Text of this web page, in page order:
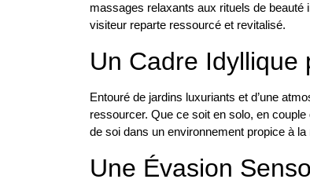
massages relaxants aux rituels de beauté
visiteur reparte ressourcé et revitalisé.
Un Cadre Idyllique
Entouré de jardins luxuriants et d’une
ressourcer. Que ce soit en solo, en
de soi dans un environnement propice à la
Une Évasion